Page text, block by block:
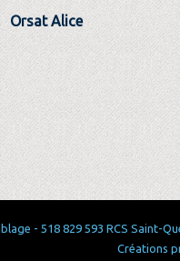
Orsat Alice
- 518 829 593 RCS Saint-
Créations